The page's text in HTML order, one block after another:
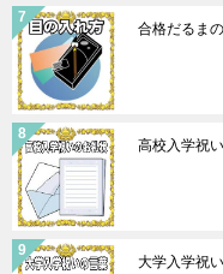
合格だるま
高校入学祝
大学入学祝